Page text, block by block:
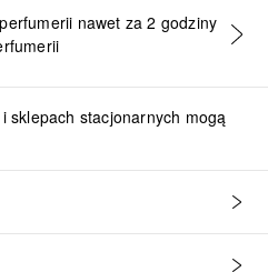
KOSZYKA
nawet za 2 godziny
sklepach stacjonarnych mogą